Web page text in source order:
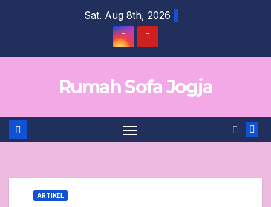
Sat. Aug 8th, 2026
Rumah Sofa Jogja
ARTIKEL